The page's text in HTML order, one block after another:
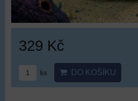
329 Kč
ks DO KOŠÍKU